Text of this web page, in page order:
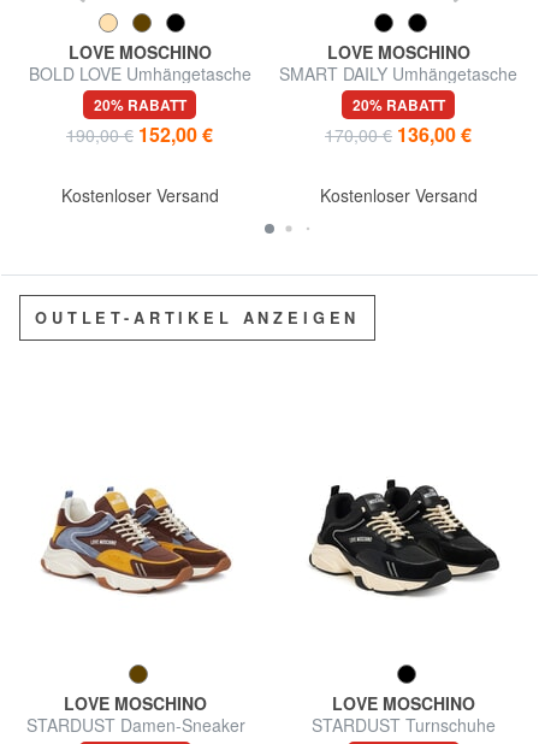
LOVE MOSCHINO
BOLD LOVE Umhängetasche
20% RABATT
190,00 € 152,00 €
Kostenloser Versand
LOVE MOSCHINO
SMART DAILY Umhängetasche
20% RABATT
170,00 € 136,00 €
Kostenloser Versand
OUTLET-ARTIKEL ANZEIGEN
LOVE MOSCHINO
STARDUST Damen-Sneaker
LOVE MOSCHINO
STARDUST Turnschuhe